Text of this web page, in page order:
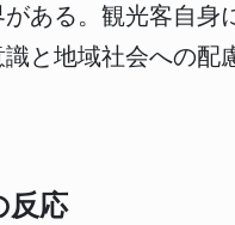
ある。観光客自身
と地域社会への配
反応